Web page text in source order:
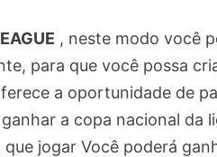
, neste modo você
para que você possa
a oportunidade de
a copa nacional da
jogar Você poderá